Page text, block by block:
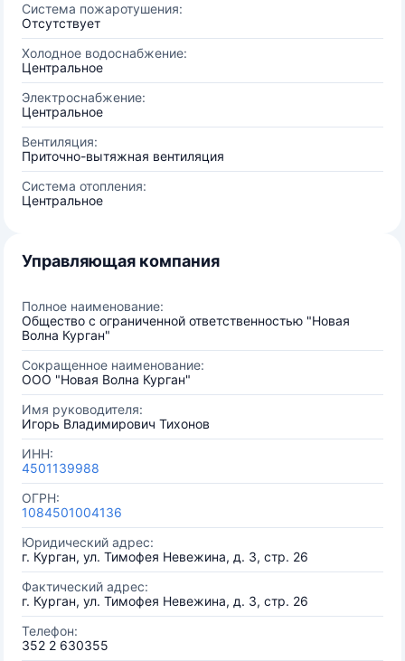
Система пожаротушения:
Отсутствует
Холодное водоснабжение:
Центральное
Электроснабжение:
Центральное
Вентиляция:
Приточно-вытяжная вентиляция
Система отопления:
Центральное
Управляющая компания
Полное наименование:
Общество с ограниченной ответственностью "Новая
Волна Курган"
Сокращенное наименование:
ООО "Новая Волна Курган"
Имя руководителя:
Игорь Владимирович Тихонов
ИНН:
4501139988
ОГРН:
1084501004136
Юридический адрес:
г. Курган, ул. Тимофея Невежина, д. 3, стр. 26
Фактический адрес:
г. Курган, ул. Тимофея Невежина, д. 3, стр. 26
Телефон:
352 2 630355